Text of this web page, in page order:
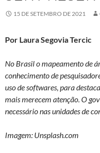
15 DE SETEMBRO DE 2021
Por Laura Segovia Tercic
No Brasil o mapeamento de
conhecimento de
uso de softwares, para
mais merecem atenção. O
necessário nas unidades de
Imagem: Unsplash.com